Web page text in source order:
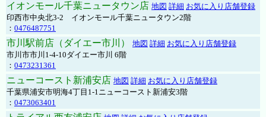
イオンモール千葉ニュータウン店 地図 詳細 お気に入り店舗登録
印西市中央北3-2 イオンモール千葉ニュータウン2階
： 0476487751
市川駅前店（ダイエー市川） 地図 詳細 お気に入り店舗登録
市川市市川1-4-10ダイエー市川 6階
： 0473231361
ニューコースト新浦安店 地図 詳細 お気に入り店舗登録
千葉県浦安市明海4丁目1-1ニューコースト新浦安3階
： 0473063401